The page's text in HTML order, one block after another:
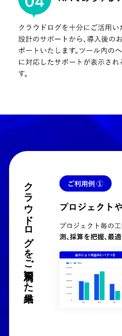
クラウドログをご利用頂いた結果